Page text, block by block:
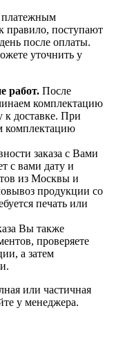
платежным
правило, поступают
после оплаты.
уточнить у
работ. После
комплектацию
к доставке. При
комплектацию
заказа с Вами
с вами дату и
из Москвы и
продукции со
печать или
Вы также
проверяете
а затем
или частичная
у менеджера.